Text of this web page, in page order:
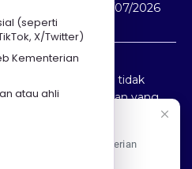
30/07/2026
dan Kementerian
(MOTAC) adalah tidak
atau kerugian yang
mana-mana maklumat
(seperti
X/Twitter)
Kementerian
atau ahli
Portal Rasmi Kementerian